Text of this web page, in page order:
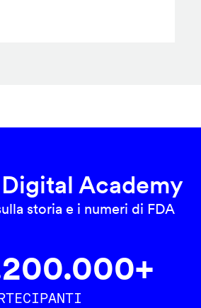
Academy
storia e i numeri di FDA